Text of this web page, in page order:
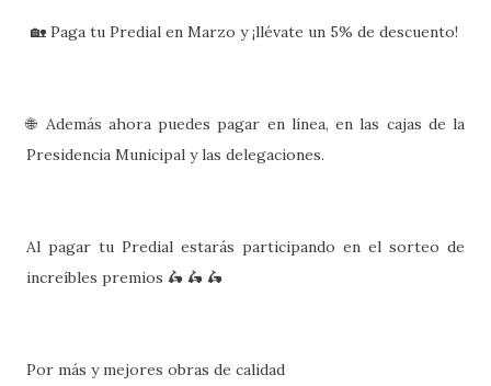
🏡 Paga tu Predial en Marzo y ¡llévate un 5% de descuento!
🌐 Además ahora puedes pagar en línea, en las cajas de la
Presidencia Municipal y las delegaciones.
Al pagar tu Predial estarás participando en el sorteo de
increíbles premios 🛵 🛵 🛵
Por más y mejores obras de calidad